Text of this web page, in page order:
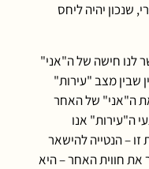
שנכון יהיה ליחס
לנו חישה של ה"אני"
שבין מצב "עירות"
ה"אני" של האחר
ה"עירות" אנו
זו – הנטייה להישאר
חווית האחר – היא